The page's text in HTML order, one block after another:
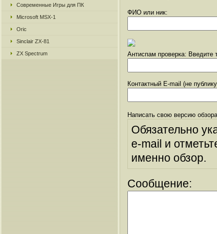
Современные Игры для ПК
Microsoft MSX-1
Oric
Sinclair ZX-81
ZX Spectrum
ФИО или ник:
Антиспам проверка: Введите
Контактный E-mail (не
Написать свою версию
Обязательно
e-mail и
именно обзор.
Сообщение: